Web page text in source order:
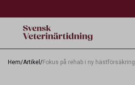
Hem/Artikel /Fokus på rehab i ny hästförsäkring